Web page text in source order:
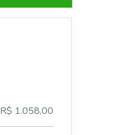
R$ 1.058,00